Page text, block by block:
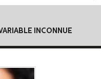
INCONNUE